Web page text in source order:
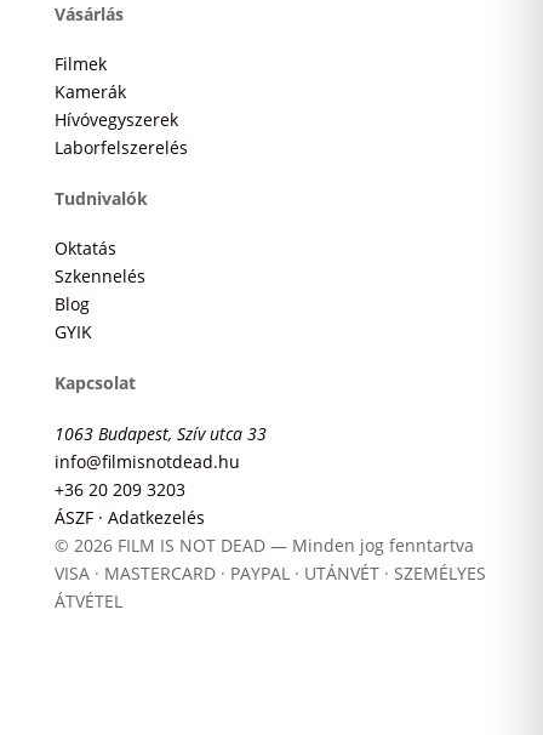
Vásárlás
Filmek
Kamerák
Hívóvegyszerek
Laborfelszerelés
Tudnivalók
Oktatás
Szkennelés
Blog
GYIK
Kapcsolat
1063 Budapest, Szív utca 33
info@filmisnotdead.hu
+36 20 209 3203
ÁSZF · Adatkezelés
© 2026 FILM IS NOT DEAD — Minden jog fenntartva
VISA · MASTERCARD · PAYPAL · UTÁNVÉT · SZEMÉLYES
ÁTVÉTEL